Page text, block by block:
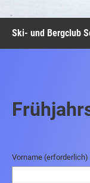
Ski- und Bergclub
Vorname (erforderlich)